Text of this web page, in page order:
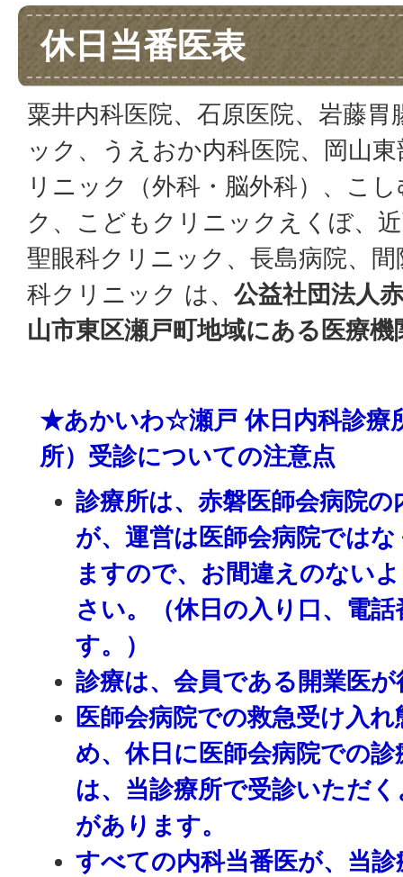
休日当番医表
粟井内科医院、石原医院、岩藤
ック、うえおか内科医院、岡山
リニック（外科・脳外科）、こ
ク、こどもクリニックえくぼ、
聖眼科クリニック、長島病院、
科クリニック は、 公益社団法人
山市東区瀬戸町地域にある医療機
★あかいわ☆瀬戸 休日内科診療
所）受診についての注意点
診療所は、赤磐医師会病院
が、運営は医師会病院では
ますので、お間違えのない
さい。（休日の入り口、電
す。）
診療は、会員である開業医
医師会病院での救急受け入
め、休日に医師会病院での
は、当診療所で受診いただ
があります。
すべての内科当番医が、当